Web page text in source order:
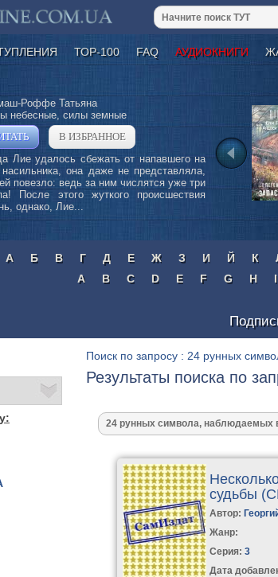
ТОР-100 FAQ АУДИОКНИГИ
Роффе Татьяна
небесные, силы земные
В ИЗБРАННОЕ
Лие удалось сбежать от напавшего на
насильника, она даже не представляла,
повезло: ведь за ним числятся уже три
После этого жуткого происшествия
однако, Лие...
А Б В Г Д Е Ж З И Й К
A
B C D E F G H I
Поиск по запросу : 24 рунных
Результаты поиска по
судьбы
Автор:
Жанр:
Серия:3
Дата